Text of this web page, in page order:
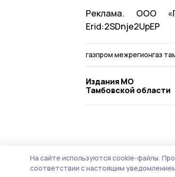
Реклама. ООО
Erid:2SDnje2UpEP
газпром межрегионгаз
Издания МО
Тамбовской области
На сайте используются cookie-файлы.
соответствии с настоящим